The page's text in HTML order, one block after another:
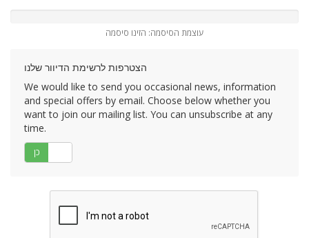
עוצמת הסיסמה: הזינו סיסמה
הצטרפות לרשימת הדיוור שלנו
We would like to send you occasional news, information
and special offers by email. Choose below whether you
want to join our mailing list. You can unsubscribe at any
time.
כן